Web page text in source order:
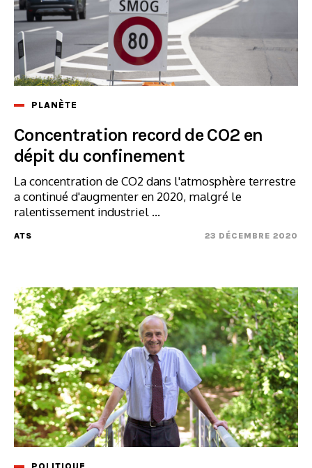
PLANÈTE
Concentration record de CO2 en
dépit du confinement
La concentration de CO2 dans l'atmosphère terrestre
a continué d'augmenter en 2020, malgré le
ralentissement industriel ...
ATS 23 DÉCEMBRE 2020